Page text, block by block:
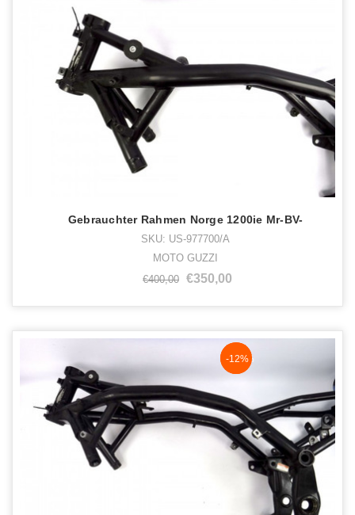
Gebrauchter Rahmen Norge 1200ie Mr-BV-
SKU: US-977700/A
MOTO GUZZI
€400,00 €350,00
NaN%
-12%